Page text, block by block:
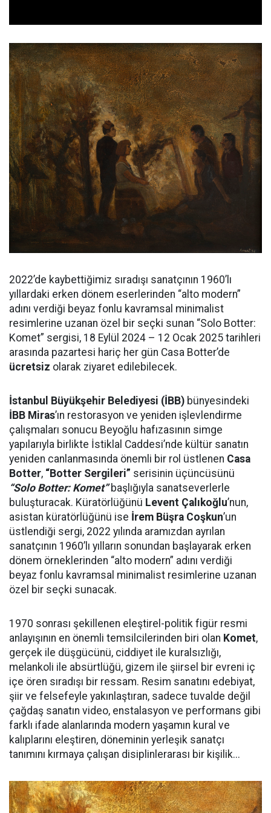
2022’de kaybettiğimiz sıradışı sanatçının 1960’lı
yıllardaki erken dönem eserlerinden “alto modern”
adını verdiği beyaz fonlu kavramsal minimalist
resimlerine uzanan özel bir seçki sunan “Solo Botter:
Komet” sergisi, 18 Eylül 2024 – 12 Ocak 2025 tarihleri
arasında pazartesi hariç her gün Casa Botter’de
ücretsiz olarak ziyaret edilebilecek.
İstanbul Büyükşehir Belediyesi (İBB) bünyesindeki
İBB Miras’ın restorasyon ve yeniden işlevlendirme
çalışmaları sonucu Beyoğlu hafızasının simge
yapılarıyla birlikte İstiklal Caddesi’nde kültür sanatın
yeniden canlanmasında önemli bir rol üstlenen Casa
Botter, “Botter Sergileri” serisinin üçüncüsünü
“Solo Botter: Komet”başlığıyla sanatseverlerle
buluşturacak. Küratörlüğünü Levent Çalıkoğlu’nun,
asistan küratörlüğünü ise İrem Büşra Coşkun’un
üstlendiği sergi, 2022 yılında aramızdan ayrılan
sanatçının 1960’lı yılların sonundan başlayarak erken
dönem örneklerinden “alto modern” adını verdiği
beyaz fonlu kavramsal minimalist resimlerine uzanan
özel bir seçki sunacak.
1970 sonrası şekillenen eleştirel-politik figür resmi
anlayışının en önemli temsilcilerinden biri olan Komet,
gerçek ile düşgücünü, ciddiyet ile kuralsızlığı,
melankoli ile absürtlüğü, gizem ile şiirsel bir evreni iç
içe ören sıradışı bir ressam. Resim sanatını edebiyat,
şiir ve felsefeyle yakınlaştıran, sadece tuvalde değil
çağdaş sanatın video, enstalasyon ve performans gibi
farklı ifade alanlarında modern yaşamın kural ve
kalıplarını eleştiren, döneminin yerleşik sanatçı
tanımını kırmaya çalışan disiplinlerarası bir kişilik...